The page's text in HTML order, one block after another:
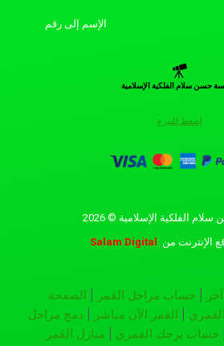
الإسم إلى رقم
حسن سلام الفلكية الإسلامية
إضغط للتبرع
الفلكية الإسلامية © 2026
الإنترنت من Salam Digital
حساب مراحل القمر
الصفحة
القمر الآن مباشر
دمج مراحل
حساب برجك القمري منازل القمر